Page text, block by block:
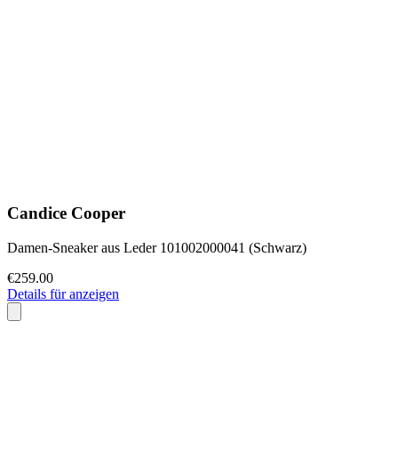
Candice Cooper
Damen-Sneaker aus Leder 101002000041 (Schwarz)
€259.00
Details für anzeigen